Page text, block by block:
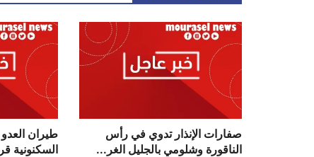
صفارات الإنذار تدوي في رأس
الناقورة وشلومي بالجليل الغر...
طيران
السكنونية